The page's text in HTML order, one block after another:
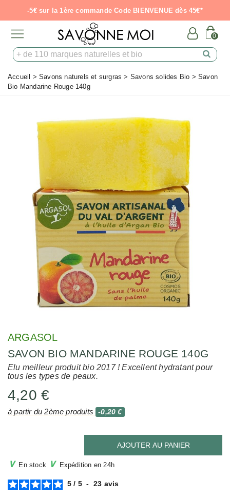
-5€ sur la 1ère commande Code BIENVENUE dès 45€*
0
Accueil > Savons naturels et surgras > Savons solides Bio > Savon
Bio Mandarine Rouge 140g
ARGASOL
SAVON BIO MANDARINE ROUGE 140G
Elu meilleur produit bio 2017 ! Excellent hydratant pour
tous les types de peaux.
4,20 €
à partir du 2ème produits -0,20 €
AJOUTER AU PANIER
∨ En stock ∨ Expédition en 24h
5 / 5 - 23 avis